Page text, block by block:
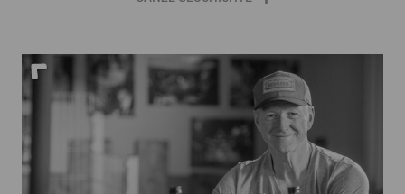
Zugang zu regionalen, saisonalen Lebensmitteln.
Im Erzgebirge gibt es gleich zwei solcher Orte.